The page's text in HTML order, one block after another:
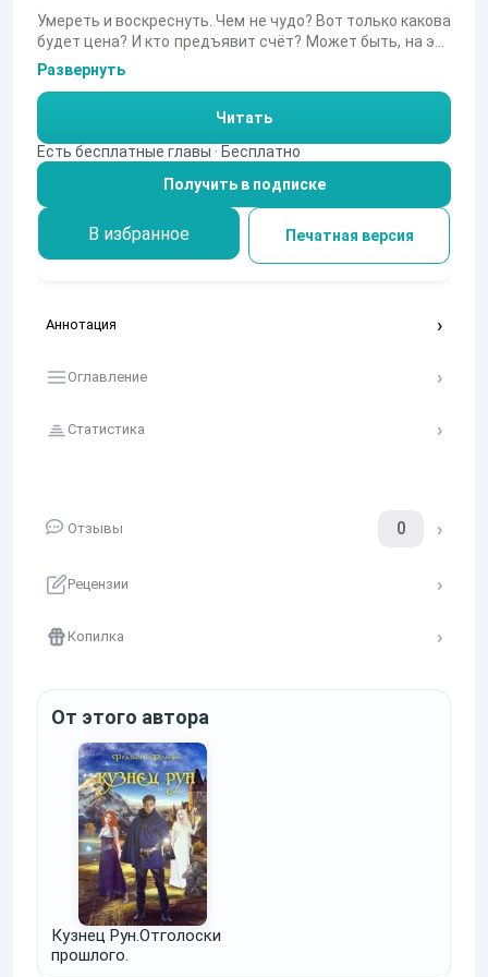
Умереть и воскреснуть. Чем не чудо? Вот только какова
будет цена? И кто предъявит счёт? Может быть, на эти
вопросы сможет ответить колдовской фамильяр, что
привязан к проклятому Сердцу Аль-Даура? К тому
самому, что теперь бьется в груди Павла.
Развернуть
Читать
Есть бесплатные главы · Бесплатно
Получить в подписке
В избранное Печатная версия
Аннотация
Оглавление
Статистика
Отзывы 0
Рецензии
Копилка
От этого автора
Кузнец Рун.Отголоски
прошлого.